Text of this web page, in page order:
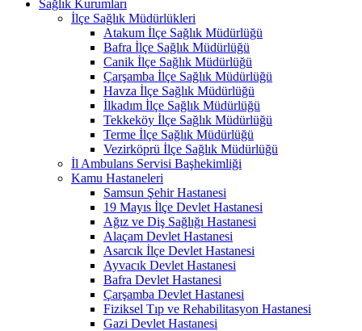
Sağlık Kurumları
İlçe Sağlık Müdürlükleri
Atakum İlçe Sağlık Müdürlüğü
Bafra İlçe Sağlık Müdürlüğü
Canik İlçe Sağlık Müdürlüğü
Çarşamba İlçe Sağlık Müdürlüğü
Havza İlçe Sağlık Müdürlüğü
İlkadım İlçe Sağlık Müdürlüğü
Tekkeköy İlçe Sağlık Müdürlüğü
Terme İlçe Sağlık Müdürlüğü
Vezirköprü İlçe Sağlık Müdürlüğü
İl Ambulans Servisi Başhekimliği
Kamu Hastaneleri
Samsun Şehir Hastanesi
19 Mayıs İlçe Devlet Hastanesi
Ağız ve Diş Sağlığı Hastanesi
Alaçam Devlet Hastanesi
Asarcık İlçe Devlet Hastanesi
Ayvacık Devlet Hastanesi
Bafra Devlet Hastanesi
Çarşamba Devlet Hastanesi
Fiziksel Tıp ve Rehabilitasyon Hastanesi
Gazi Devlet Hastanesi